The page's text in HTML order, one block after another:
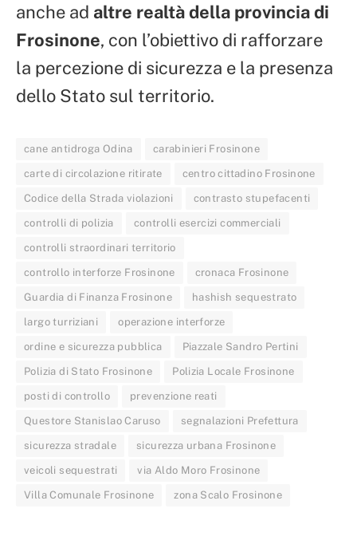
anche ad altre realtà della provincia di
Frosinone, con l’obiettivo di rafforzare
la percezione di sicurezza e la presenza
dello Stato sul territorio.
cane antidroga Odina carabinieri Frosinone
carte di circolazione ritirate centro cittadino Frosinone
Codice della Strada violazioni contrasto stupefacenti
controlli di polizia controlli esercizi commerciali
controlli straordinari territorio
controllo interforze Frosinone cronaca Frosinone
Guardia di Finanza Frosinone hashish sequestrato
largo turriziani operazione interforze
ordine e sicurezza pubblica Piazzale Sandro Pertini
Polizia di Stato Frosinone Polizia Locale Frosinone
posti di controllo prevenzione reati
Questore Stanislao Caruso segnalazioni Prefettura
sicurezza stradale sicurezza urbana Frosinone
veicoli sequestrati via Aldo Moro Frosinone
Villa Comunale Frosinone zona Scalo Frosinone